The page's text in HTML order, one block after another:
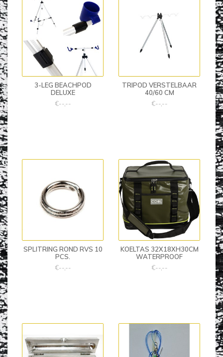
3-LEG BEACHPOD
DELUXE
€--,--
TRIPOD VERSTELBAAR
40/60 CM
€--,--
SPLITRING ROND RVS 10
PCS.
€--,--
KOELTAS 32X18XH30CM
WATERPROOF
€--,--